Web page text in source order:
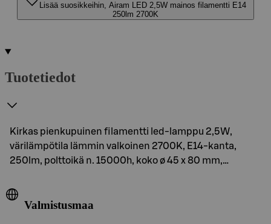
Lisää suosikkeihin, Airam LED 2,5W mainos filamentti E14
250lm 2700K
Tuotetiedot
Kirkas pienkupuinen filamentti led-lamppu 2,5W,
värilämpötila lämmin valkoinen 2700K, E14-kanta,
250lm, polttoikä n. 15000h, koko ø 45 x 80 mm,…
Valmistusmaa